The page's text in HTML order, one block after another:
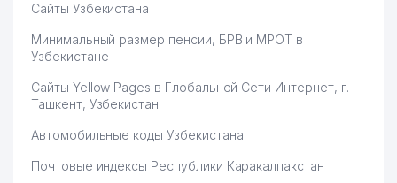
Сайты Узбекистана
Минимальный размер пенсии, БРВ и МРОТ в
Узбекистане
Сайты Yellow Pages в Глобальной Сети Интернет, г.
Ташкент, Узбекистан
Автомобильные коды Узбекистана
Почтовые индексы Республики Каракалпакстан